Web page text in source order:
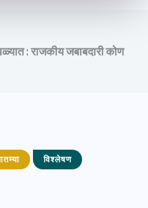
: राजकीय जबाबदारी कोण
विश्लेषण